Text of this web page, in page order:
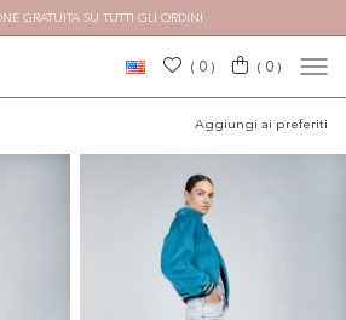
GRATUITA SU TUTTI GLI ORDINI
( 0) ( 0 )
Aggiungi ai preferiti